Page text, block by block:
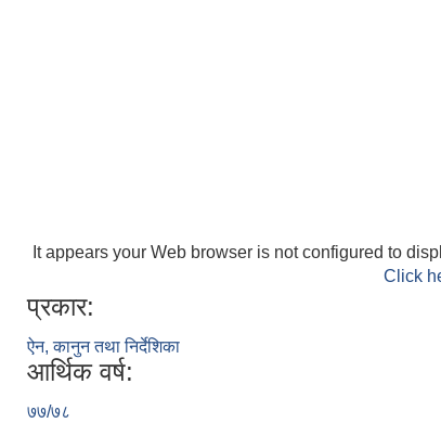
It appears your Web browser is not configured to
Click
प्रकार:
ऐन, कानुन तथा निर्देशिका
आर्थिक वर्ष:
७७/७८